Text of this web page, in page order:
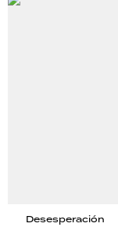
Desesperación